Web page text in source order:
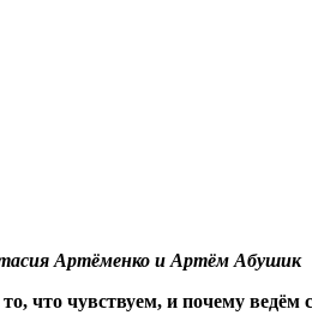
Артёменко и Артём Абушик
что чувствуем, и почему